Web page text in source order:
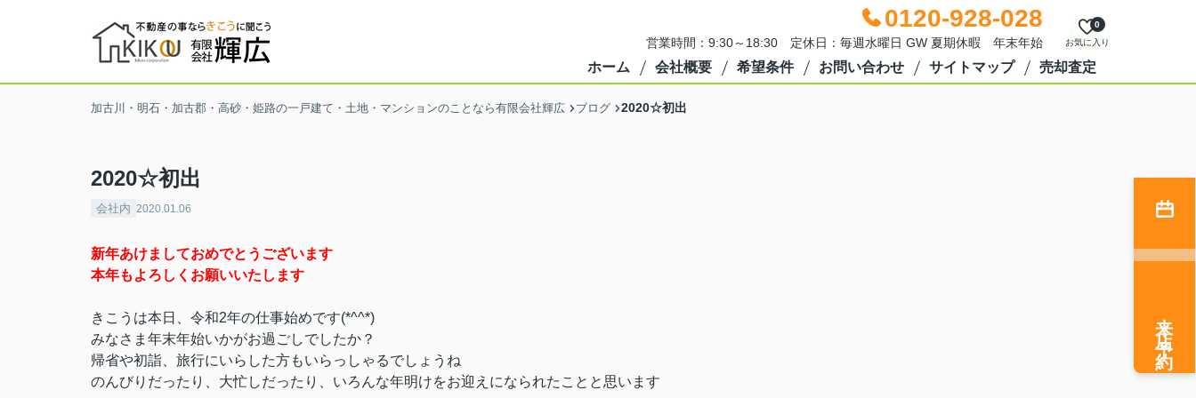
0120-928-028
営業時間：9:30～18:30 定休日：毎週水曜日 GW 夏期休暇 年末年始 お気に入り
0
ホーム 会社概要 希望条件 お問い合わせ サイトマップ 売却査定
加古川・明石・加古郡・高砂・姫路の一戸建て・土地・マンションのことなら有限会社輝広 ブログ 2020☆初出
2020☆初出
会社内 2020.01.06
新年あけましておめでとうございます
本年もよろしくお願いいたします
きこうは本日、令和2年の仕事始めです(*^^*)
みなさま年末年始いかがお過ごしでしたか？
帰省や初詣、旅行にいらした方もいらっしゃるでしょうね
のんびりだったり、大忙しだったり、いろんな年明けをお迎えになられたことと思います
来店予約